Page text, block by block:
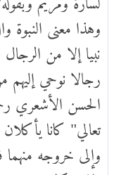
وهذا معنى النبوة
نبيا إلا من
رجالا نوحي
الحسن الأشعري
تعالي" كانا
وإلى خروجه